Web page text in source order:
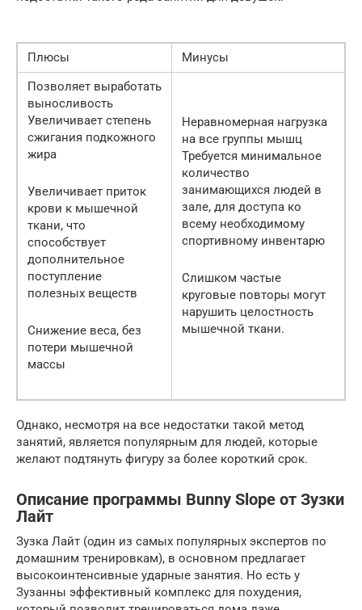
Плюсы
Минусы
Позволяет выработать
выносливость
Увеличивает степень
сжигания подкожного
жира
Увеличивает приток
крови к мышечной
ткани, что
способствует
дополнительное
поступление
полезных веществ
Снижение веса, без
потери мышечной
массы
Неравномерная нагрузка
на все группы мышц
Требуется минимальное
количество
занимающихся людей в
зале, для доступа ко
всему необходимому
спортивному инвентарю
Слишком частые
круговые повторы могут
нарушить целостность
мышечной ткани.
Однако, несмотря на все недостатки такой метод
занятий, является популярным для людей, которые
желают подтянуть фигуру за более короткий срок.
Описание программы Bunny Slope от Зузки
Лайт
Зузка Лайт (один из самых популярных экспертов по
домашним тренировкам), в основном предлагает
высокоинтенсивные ударные занятия. Но есть у
Зузанны эффективный комплекс для похудения,